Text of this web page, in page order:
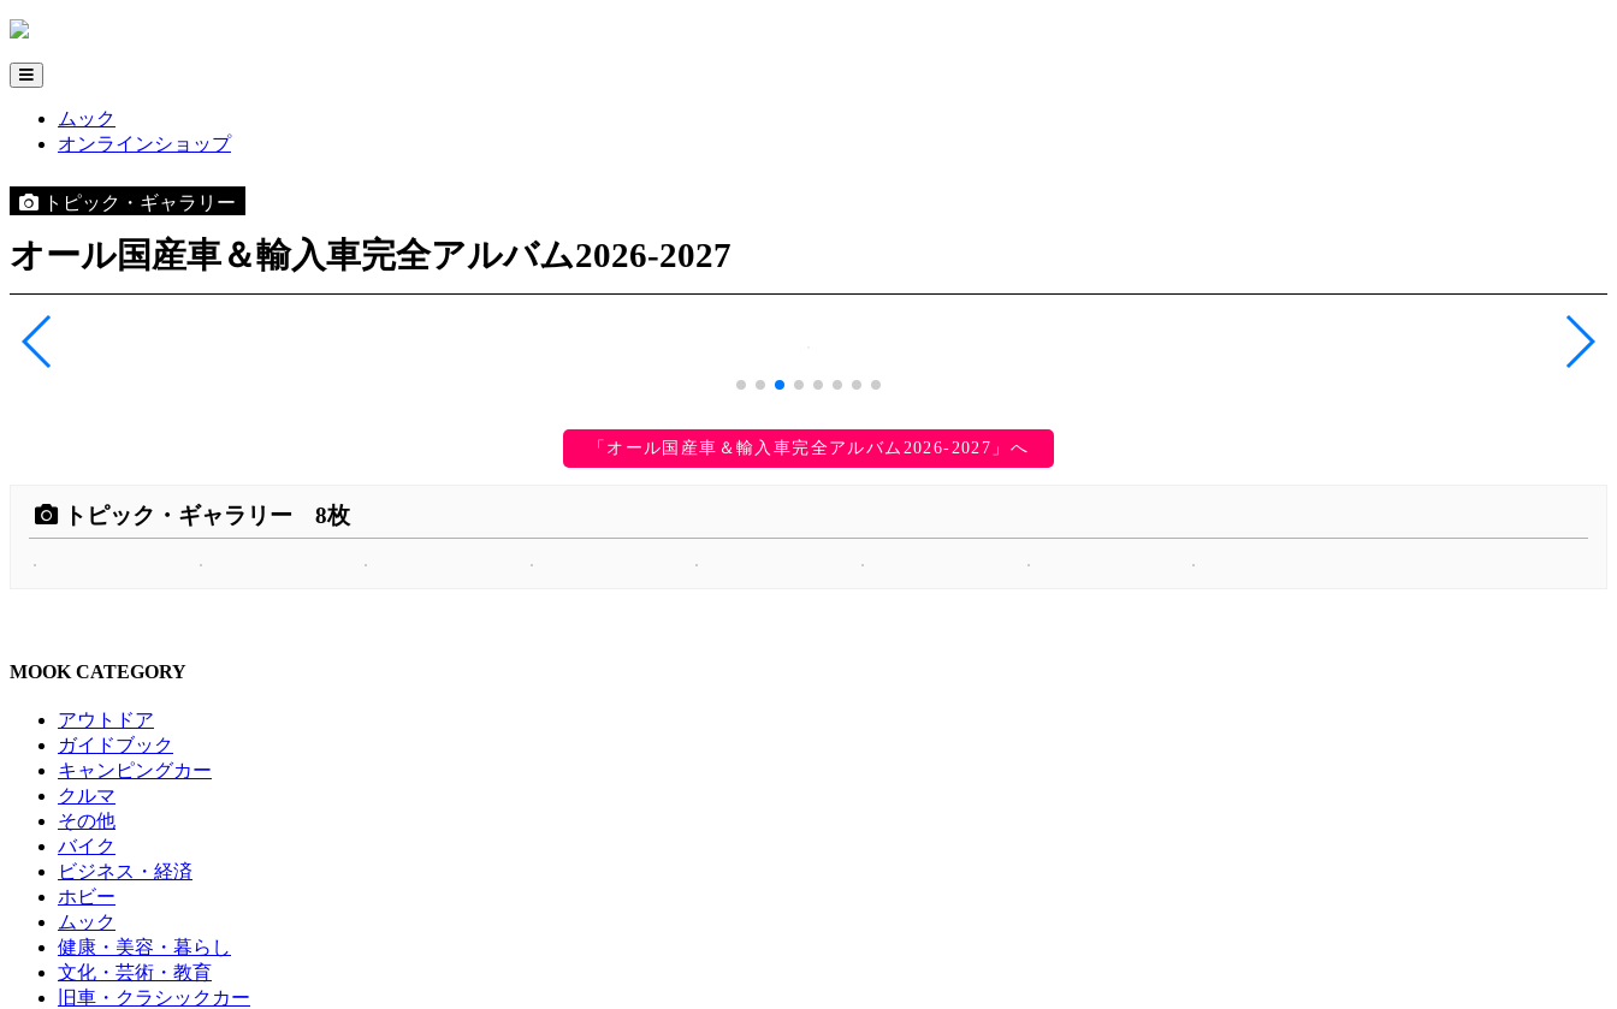
ムック
オンラインショップ
トピック・ギャラリー
オール国産車＆輸入車完全アルバム2026-2027
「オール国産車＆輸入車完全アルバム2026-2027」へ
トピック・ギャラリー 8枚
MOOK CATEGORY
アウトドア
ガイドブック
キャンピングカー
クルマ
その他
バイク
ビジネス・経済
ホビー
ムック
健康・美容・暮らし
文化・芸術・教育
旧車・クラシックカー